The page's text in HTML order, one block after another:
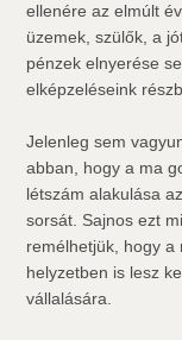
ellenére az elmúlt
üzemek, szülők, a
pénzek elnyerése
elképzeléseink
Jelenleg sem
abban, hogy a ma
létszám alakulása
sorsát. Sajnos ezt
remélhetjük, hogy a
helyzetben is lesz
vállalására.